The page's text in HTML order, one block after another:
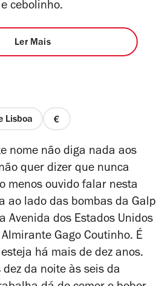
cebolinho.
Ler Mais
Lisboa
preço
de
4
nome não diga nada aos
quer dizer que nunca
menos ouvido falar nesta
ao lado das bombas da Galp
dos Estados Unidos
Gago Coutinho. É
há mais de dez anos.
dez da noite às seis da